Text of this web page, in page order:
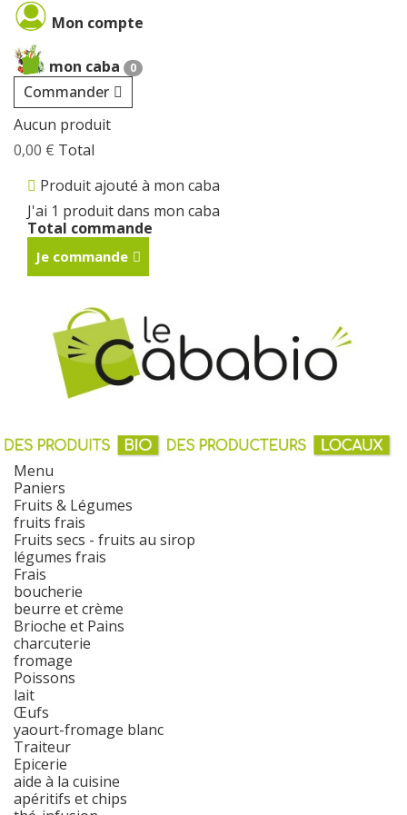
Mon compte
mon caba 0
Commander
Aucun produit
0,00 € Total
Produit ajouté à mon caba
J'ai 1 produit dans mon caba
Total commande
Je commande
Menu
Paniers
Fruits & Légumes
fruits frais
Fruits secs - fruits au sirop
légumes frais
Frais
boucherie
beurre et crème
Brioche et Pains
charcuterie
fromage
Poissons
lait
Œufs
yaourt-fromage blanc
Traiteur
Epicerie
aide à la cuisine
apéritifs et chips
Cookies management panel